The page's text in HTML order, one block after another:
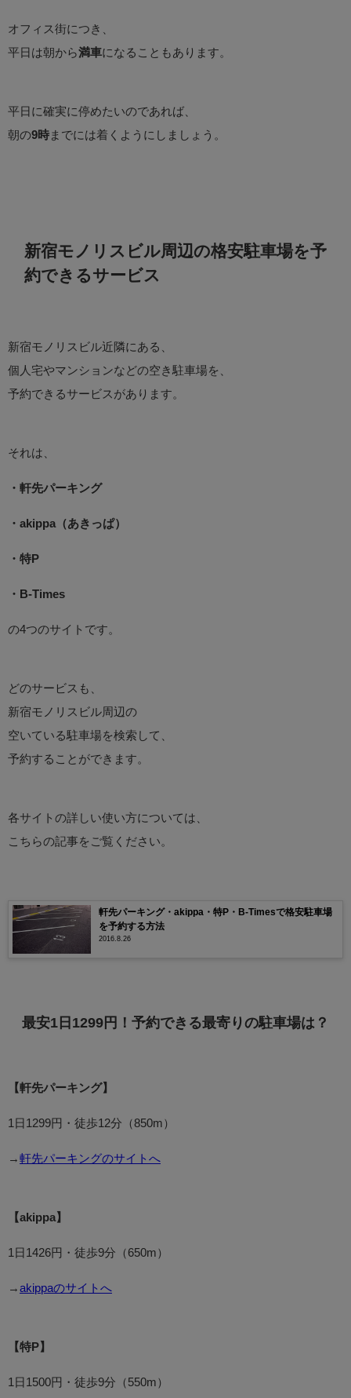
オフィス街につき、
平日は朝から満車になることもあります。
平日に確実に停めたいのであれば、
朝の9時 までには着くようにしましょう。
新宿モノリスビル周辺の格安駐車場を予
約できるサービス
新宿モノリスビル近隣にある、
個人宅やマンションなどの空き駐車場を、
予約できるサービスがあります。
それは、
・軒先パーキング
・akippa（あきっぱ）
・特P
・B-Times
の4つのサイトです。
どのサービスも、
新宿モノリスビル周辺の
空いている駐車場を検索して、
予約することができます。
各サイトの詳しい使い方については、
こちらの記事をご覧ください。
軒先パーキング・akippa・特P・B-Timesで格安駐車場
を予約する方法
2016.8.26
最安1日1299円！予約できる最寄りの駐車場は？
【軒先パーキング】
1日1299円・徒歩12分（850m）
→ 軒先パーキングのサイトへ
【akippa】
1日1426円・徒歩9分（650m）
→ akippaのサイトへ
【特P】
1日1500円・徒歩9分（550m）